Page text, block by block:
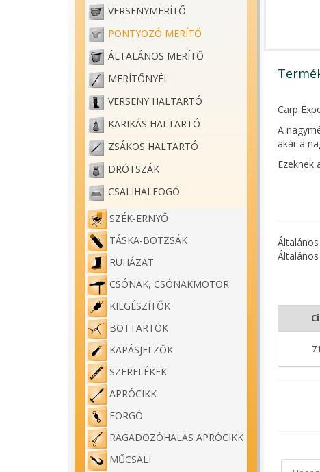
VERSENYMERÍTŐ
PONTYOZÓ MERÍTŐ
ÁLTALÁNOS MERÍTŐ
MERÍTŐNYÉL
VERSENY HALTARTÓ
KARIKÁS HALTARTÓ
ZSÁKOS HALTARTÓ
DRÓTSZÁK
CSALIHALFOGÓ
SZÉK-ERNYŐ
TÁSKA-BOTZSÁK
RUHÁZAT
CSÓNAK, CSÓNAKMOTOR
KIEGÉSZÍTŐK
BOTTARTÓK
KAPÁSJELZŐK
SZERELÉKEK
APRÓCIKK
FORGÓ
RAGADOZÓHALAS APRÓCIKK
MŰCSALI
Carp
A
akár a
Ezeknek
A Carp